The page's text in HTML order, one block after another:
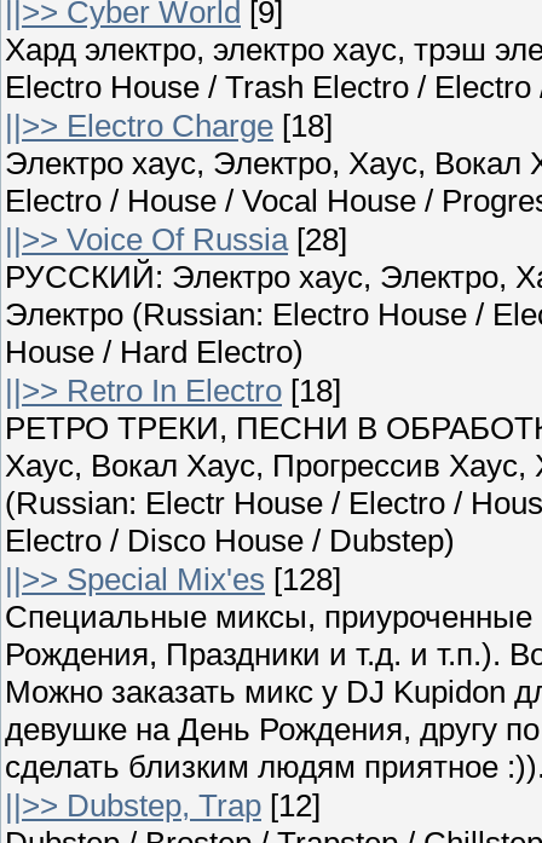
||>> Cyber World [9]
Хард электро, электро хаус, трэш
Electro House / Trash Electro /
||>> Electro Charge [18]
Электро хаус, Электро, Хаус,
Electro / House / Vocal House /
||>> Voice Of Russia [28]
РУССКИЙ: Электро хаус, Электро,
Электро (Russian: Electro House /
House / Hard Electro)
||>> Retro In Electro [18]
РЕТРО ТРЕКИ, ПЕСНИ В
Хаус, Вокал Хаус, Прогрессив
(Russian: Electr House / Electro /
Electro / Disco House / Dubstep)
||>> Special Mix'es [128]
Специальные миксы,
Рождения, Праздники и т.д. и т.п.).
Можно заказать микс у DJ Kupidon
девушке на День Рождения, другу
сделать близким людям приятное
||>> Dubstep, Trap [12]